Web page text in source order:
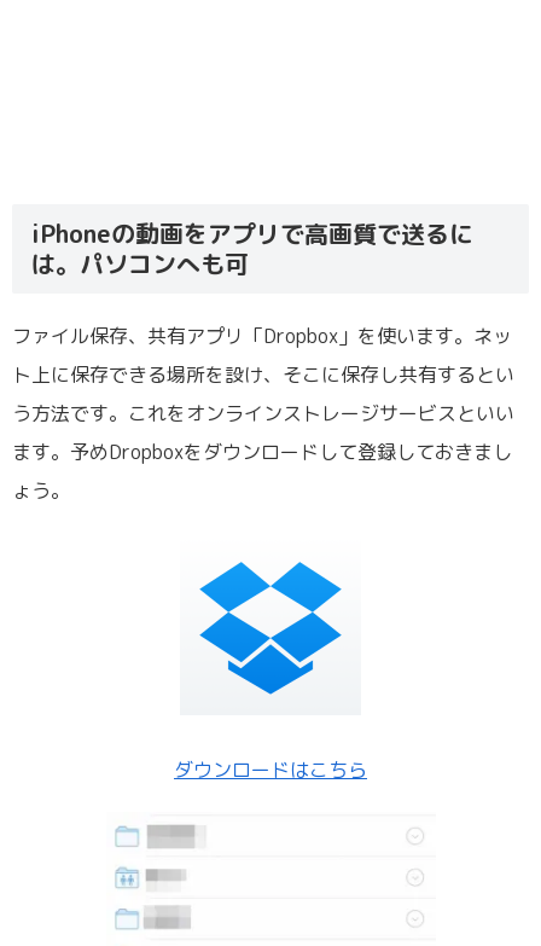
iPhoneの動画をアプリで高画質で送るに
は。パソコンへも可
ファイル保存、共有アプリ「Dropbox」を使います。ネッ
ト上に保存できる場所を設け、そこに保存し共有するとい
う方法です。これをオンラインストレージサービスといい
ます。予めDropboxをダウンロードして登録しておきまし
ょう。
ダウンロードはこちら